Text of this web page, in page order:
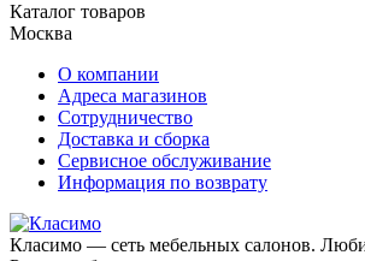
Каталог товаров
Москва
О компании
Адреса магазинов
Сотрудничество
Доставка и сборка
Сервисное обслуживание
Информация по возврату
Класимо — cеть мебельных салонов.